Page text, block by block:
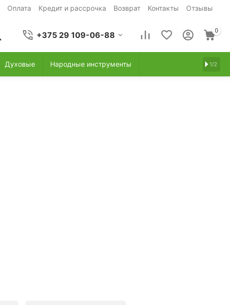
Оплата Кредит и рассрочка Возврат Контакты Отзывы
+375 29 109-06-88 0
Духовые Народные инструменты 1/2